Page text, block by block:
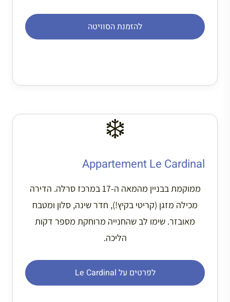
להזמנת הסוויטה
❄️
Appartement Le Cardinal
ממוקמת בבניין מהמאה ה-17 במרכז סרלה. הדירה
מכילה מזגן (קריטי בקיץ!), חדר שינה, סלון ומטבח
מאובזר. שימו לב שהחנייה מרוחקת מספר דקות
הליכה.
לפרטים על Le Cardinal